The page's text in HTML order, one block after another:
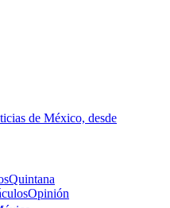
de México, desde
Quintana
Opinión